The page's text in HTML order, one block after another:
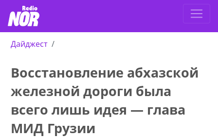
Дайджест
Восстановление абхазской
железной дороги была
всего лишь идея — глава
МИД Грузии